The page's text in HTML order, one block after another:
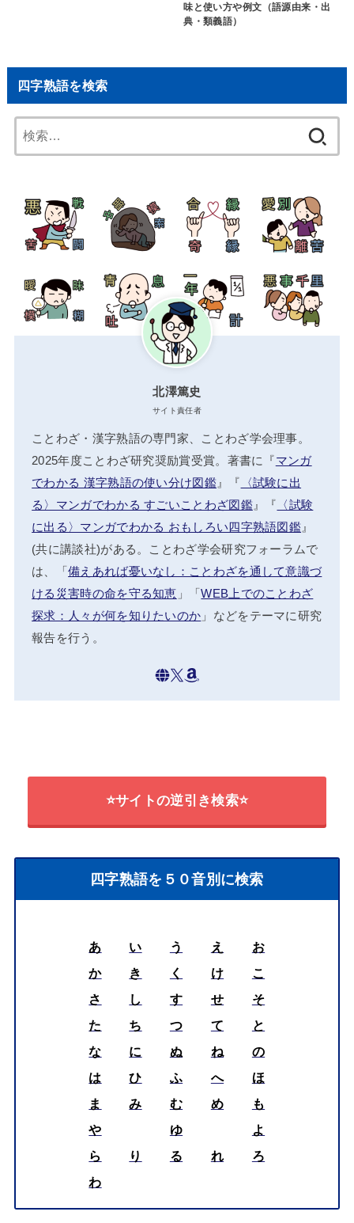
味と使い方や例文（語源由来・出
典・類義語）
四字熟語を検索
索:
北澤篤史
サイト責任者
ことわざ・漢字熟語の専門家、ことわざ学会理事。
2025年度ことわざ研究奨励賞受賞。著書に『マンガ
でわかる 漢字熟語の使い分け図鑑』『 〈試験に出
る〉マンガでわかる すごいことわざ図鑑』『 〈試験
に出る〉マンガでわかる おもしろい四字熟語図鑑 』
(共に講談社)がある。ことわざ学会研究フォーラムで
は、「備えあれば憂いなし：ことわざを通して意識づ
ける災害時の命を守る知恵 」「WEB上でのことわざ
探求：人々が何を知りたいのか 」などをテーマに研究
報告を行う。
⭐サイトの逆引き検索⭐
四字熟語を５０音別に検索
あ い う え
お
か
き く け
こ
さ
し す せ
そ
た
ち つ て
と
な
に ぬ ね
の
は
ひ ふ へ
ほ
ま
み む め
も
や
ゆ
よ
ら
り る れ
ろ
わ